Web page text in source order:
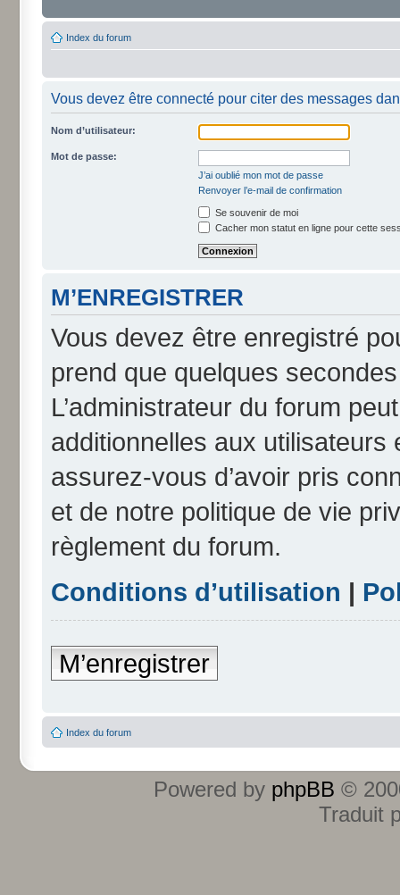
Index du forum
Vous devez être connecté pour citer des messages
Nom d’utilisateur:
Mot de passe:
J’ai oublié mon mot de passe
Renvoyer l’e-mail de confirmation
Se souvenir de moi
Cacher mon statut en ligne pour cette
M’ENREGISTRER
Vous devez être enregistré
prend que quelques
L’administrateur du forum
additionnelles aux
assurez-vous d’avoir pris
et de notre politique de vie
règlement du forum.
Conditions d’utilisation |
M’enregistrer
Index du forum
Powered by phpBB ©
Traduit